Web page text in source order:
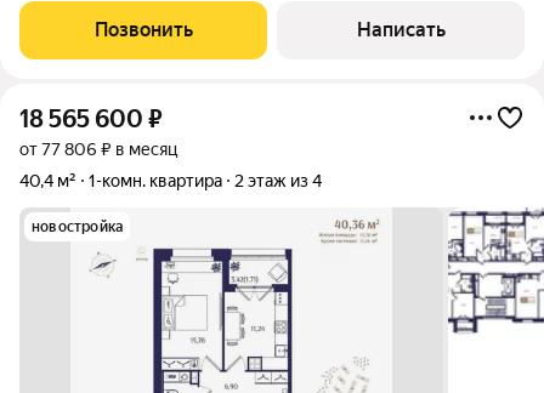
переделать интерьер под себя. Место очень уютное,
спокойное и безопасное. Дом
Позвонить Написать
18 565 600 ₽
от 77 806 ₽ в месяц
40,4 м²
1-комн. квартира 2 этаж из 4
новостройка